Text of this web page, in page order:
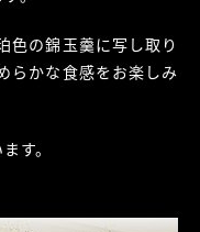
色の錦玉羹に写し取り
らかな食感をお楽しみ
す。